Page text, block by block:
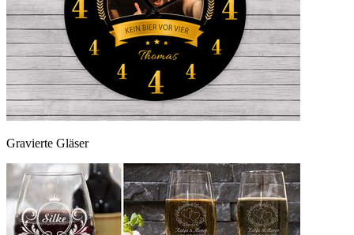
Gravierte Gläser